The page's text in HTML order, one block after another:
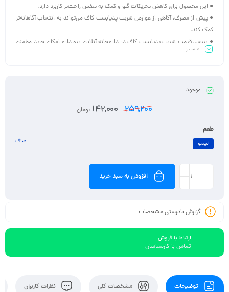
● این محصول برای کاهش تحریکات گلو و کمک به تنفس راحت‌تر کاربرد دارد.
● پیش از مصرف، آگاهی از عوارض شربت پدیابست کاف می‌تواند به انتخاب آگاهانه‌تر
کمک کند.
● بررسی قیمت شربت پدیابست کاف در داروخانه آنلاین پرو دارو امکان خرید مطمئن
نسخه اصل را فراهم می‌کند.
بیشـتر
موجود
259,200
142,000 تومان
طعم
لیمو
صاف
افزودن به سبد خرید
گزارش نادرستی مشخصات
ارتباط با فروش
تماس با کارشناسان
توضیحات مشخصات کلی نظرات کاربران